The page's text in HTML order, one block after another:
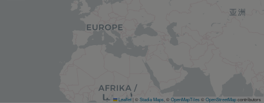
Leaflet| ©Stadia Maps , ©OpenMapTiles©OpenStreetMapcontributors